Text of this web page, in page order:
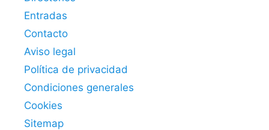
Entradas
Contacto
Aviso legal
Política de privacidad
Condiciones generales
Cookies
Sitemap